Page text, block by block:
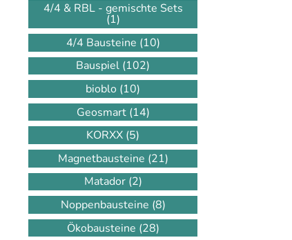
4/4 & RBL - gemischte Sets
(1)
4/4 Bausteine (10)
Bauspiel (102)
bioblo (10)
Geosmart (14)
KORXX (5)
Magnetbausteine (21)
Matador (2)
Noppenbausteine (8)
Ökobausteine (28)